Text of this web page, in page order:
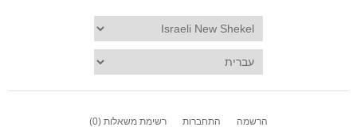
הרשמה התחברות רשימת משאלות (0)